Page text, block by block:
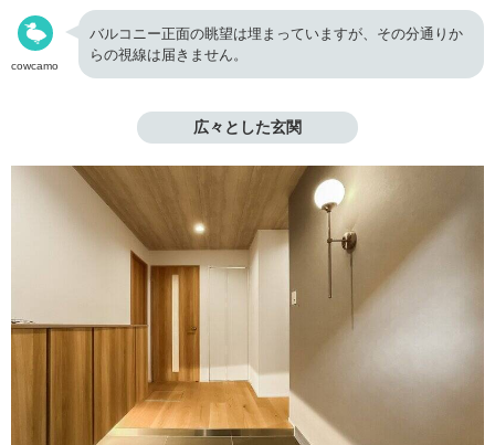
cowcamo
バルコニー正面の眺望は埋まっていますが、その分通りか
らの視線は届きません。
広々とした玄関